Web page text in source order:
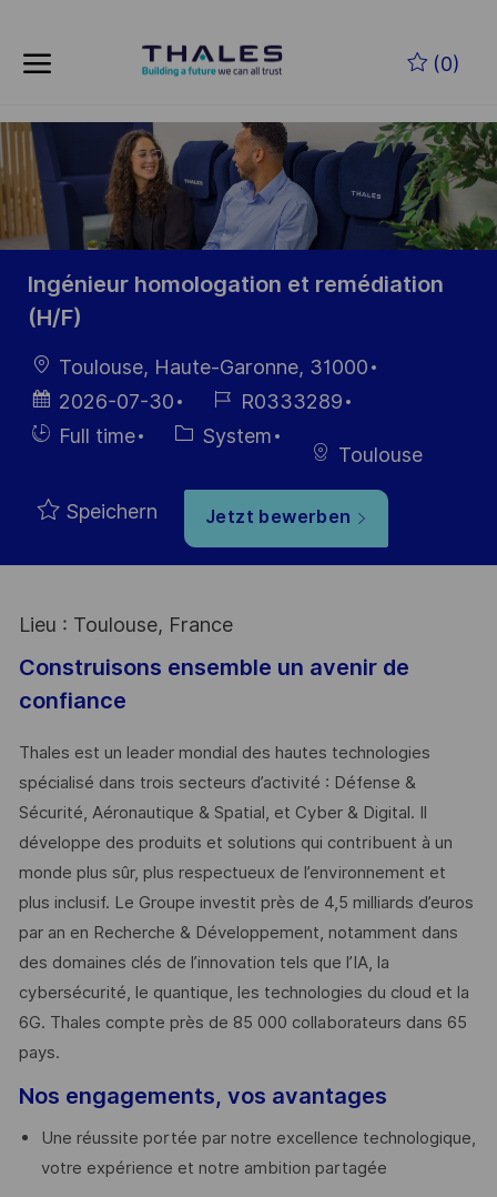
(0)
-
Ingénieur homologation et remédiation
(H/F)
Ort
Toulouse, Haute-Garonne, 31000
Datum der
Veröffentlichung
2026-07-30
Job-
ID
R0333289
Einstellunngstyp
Full time Kategorie
System
Toulouse
Speichern Jetzt bewerben
Lieu : Toulouse, France
Construisons ensemble un avenir de
confiance
Thales est un leader mondial des hautes technologies
spécialisé dans trois secteurs d’activité : Défense &
Sécurité, Aéronautique & Spatial, et Cyber & Digital. Il
développe des produits et solutions qui contribuent à un
monde plus sûr, plus respectueux de l’environnement et
plus inclusif. Le Groupe investit près de 4,5 milliards d’euros
par an en Recherche & Développement, notamment dans
des domaines clés de l’innovation tels que l’IA, la
cybersécurité, le quantique, les technologies du cloud et la
6G. Thales compte près de 85 000 collaborateurs dans 65
pays. ​
Nos engagements, vos avantages
Une réussite portée par notre excellence technologique,
votre expérience et notre ambition partagée